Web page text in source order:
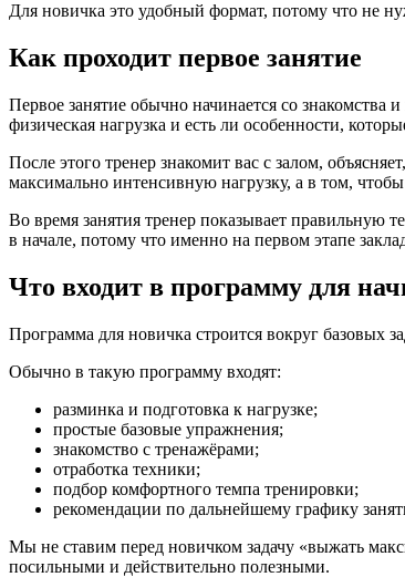
Для новичка это удобный формат, потому что не
Как проходит первое занятие
Первое занятие обычно начинается со знакомства
физическая нагрузка и есть ли особенности,
После этого тренер знакомит вас с залом,
максимально интенсивную нагрузку, а в том,
Во время занятия тренер показывает правильную
в начале, потому что именно на первом этапе
Что входит в программу для
Программа для новичка строится вокруг базовых
Обычно в такую программу входят:
разминка и подготовка к нагрузке;
простые базовые упражнения;
знакомство с тренажёрами;
отработка техники;
подбор комфортного темпа тренировки;
рекомендации по дальнейшему графику
Мы не ставим перед новичком задачу «выжать
посильными и действительно полезными.